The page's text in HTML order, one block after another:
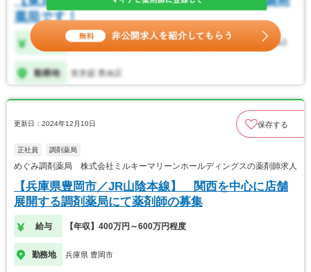
更新日：2024年12月10日 保存する
正社員 調剤薬局
めぐみ調剤薬局 株式会社ミルキーマリーンホールディングスの薬剤師求人
【兵庫県豊岡市／JR山陰本線】 関西を中心に店舗
展開する調剤薬局にて薬剤師の募集
給与 【年収】400万円～600万円程度
勤務地 兵庫県 豊岡市